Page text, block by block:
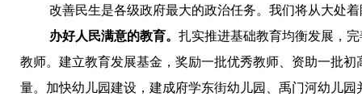
改善民生是各级政府最大的政治任务。我们将从大处
办好人民满意的教育。 扎实推进基础教育均衡发展，
教师。建立教育发展基金，奖励一批优秀教师、资助一批
量。加快幼儿园建设，建成府学东街幼儿园、禹门河幼儿